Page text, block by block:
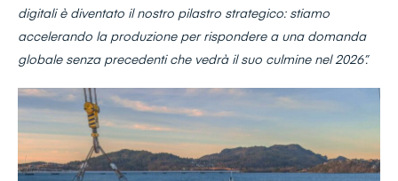
digitali è diventato il nostro pilastro strategico: stiamo
accelerando la produzione per rispondere a una domanda
globale senza precedenti che vedrà il suo culmine nel 2026”.